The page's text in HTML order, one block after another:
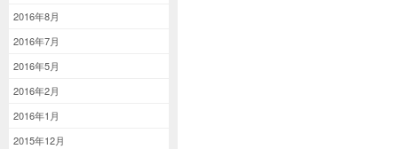
2016年8月
2016年7月
2016年5月
2016年2月
2016年1月
2015年12月